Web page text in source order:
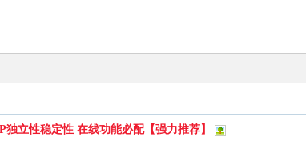
独立性稳定性 在线功能必配【强力推荐】